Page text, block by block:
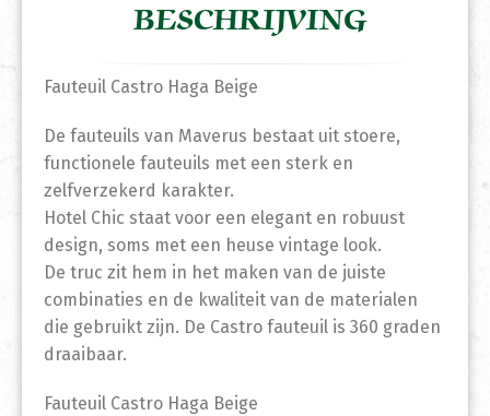
BESCHRIJVING
Fauteuil Castro Haga Beige
De fauteuils van Maverus bestaat uit stoere,
functionele fauteuils met een sterk en
zelfverzekerd karakter.
Hotel Chic staat voor een elegant en robuust
design, soms met een heuse vintage look.
De truc zit hem in het maken van de juiste
combinaties en de kwaliteit van de materialen
die gebruikt zijn. De Castro fauteuil is 360 graden
draaibaar.
Fauteuil Castro Haga Beige